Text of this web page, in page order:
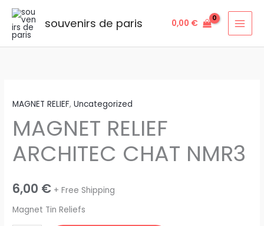
Aller
contenu
souvenirs de paris 0,00 €
MAGNET RELIEF,Uncategorized
MAGNET RELIEF
ARCHITEC CHAT NMR3
6,00 € + Free Shipping
Magnet Tin Reliefs
de
MAGNET
RELIEF
ARCHITEC
CHAT